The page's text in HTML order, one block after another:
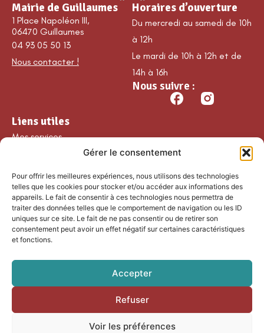
Gérer le consentement
Pour offrir les meilleures expériences, nous utilisons des technologies
telles que les cookies pour stocker et/ou accéder aux informations des
appareils. Le fait de consentir à ces technologies nous permettra de
traiter des données telles que le comportement de navigation ou les ID
uniques sur ce site. Le fait de ne pas consentir ou de retirer son
consentement peut avoir un effet négatif sur certaines caractéristiques
et fonctions.
Accepter
Refuser
Voir les préférences
Mairie de Guillaumes
1 Place Napoléon III,
06470 Guillaumes
04 93 05 50 13
Nous contacter !
Horaires d’ouverture
Du mercredi au samedi de 10h
à 12h
Le mardi de 10h à 12h et de
14h à 16h
Nous suivre :
Liens utiles
Mes services
Nos loisirs
Agenda
Les temps forts
Partenaires et
Accessibilité
Mentions légales
Plan du site